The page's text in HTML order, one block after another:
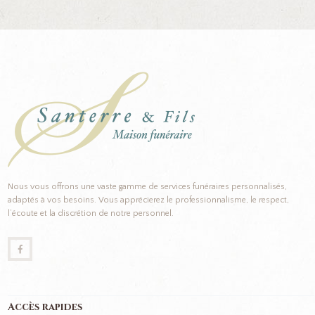
Nous vous offrons une vaste gamme de services funéraires personnalisés,
adaptés à vos besoins. Vous apprécierez le professionnalisme, le respect,
l’écoute et la discrétion de notre personnel.
Accès rapides